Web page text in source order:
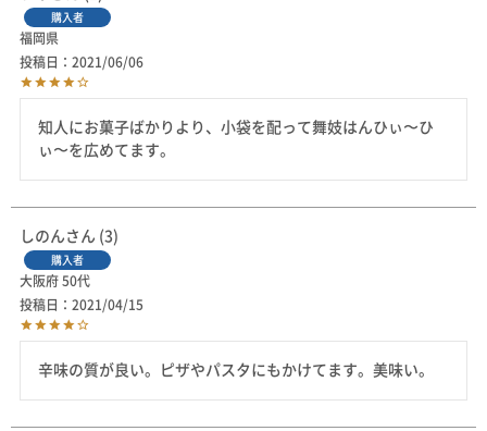
購入者
福岡県
投稿日
2021/06/06
知人にお菓子ばかりより、小袋を配って舞妓はんひぃ〜ひ
ぃ〜を広めてます。
しのん 3
購入者
大阪府 50代
投稿日
2021/04/15
辛味の質が良い。ピザやパスタにもかけてます。美味い。